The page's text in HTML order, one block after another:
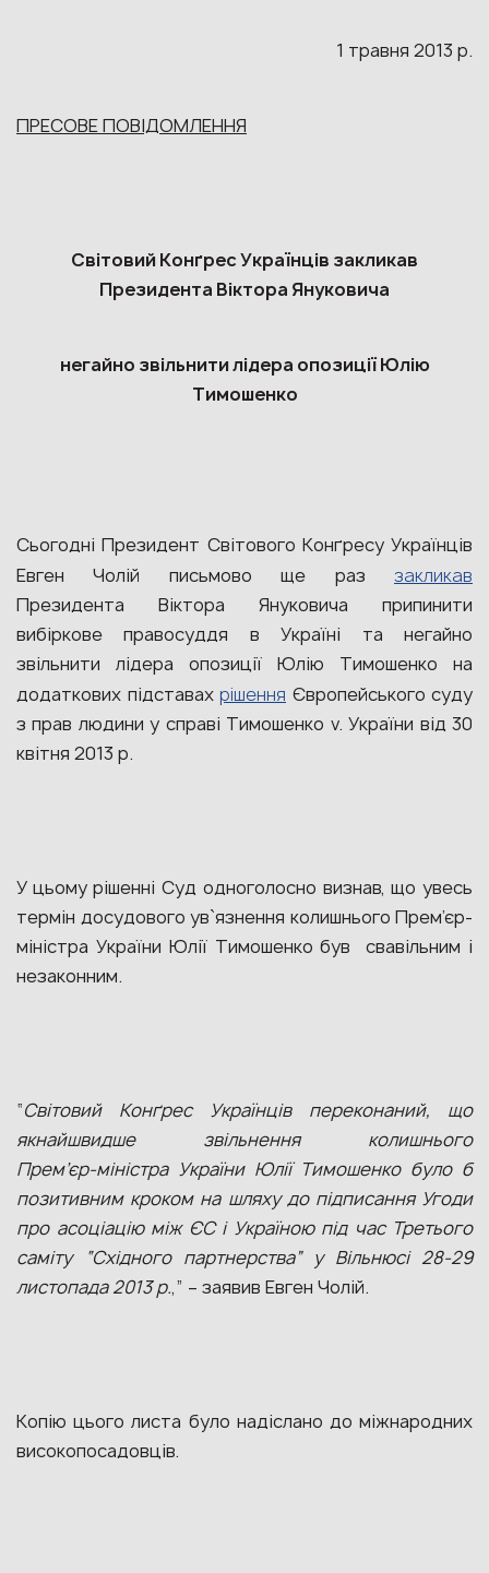
1 травня 2013 р.
ПРЕСОВЕ ПОВІДОМЛЕННЯ
Світовий Конґрес Українців закликав
Президента Віктора Януковича
негайно звільнити лідера опозиції Юлію
Тимошенко
Сьогодні Президент Світового Конґресу Українців
Евген Чолій письмово ще раз закликав
Президента Віктора Януковича припинити
вибіркове правосуддя в Україні та негайно
звільнити лідера опозиції Юлію Тимошенко на
додаткових підставах рішення Європейського суду
з прав людини у справі Тимошенко v. України від 30
квітня 2013 р.
У цьому рішенні Суд одноголосно визнав, що увесь
термін досудового ув`язнення колишнього Прем’єр-
міністра України Юлії Тимошенко був свавільним і
незаконним.
“СвітовийКонґрес Українців переконаний, що
якнайшвидше звільнення колишнього
Прем’єр‑міністра України Юлії Тимошенко було б
позитивним кроком на шляху до підписання Угоди
про асоціацію між ЄС і Україною під час Третього
саміту “Східного партнерства” у Вільнюсі 28-29
листопада 2013 р.,” – заявив Евген Чолій.
Копію цього листа було надіслано до міжнародних
високопосадовців.